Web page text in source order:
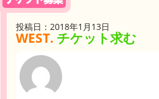
投稿日：2018年1月13日
WEST. チケット求む